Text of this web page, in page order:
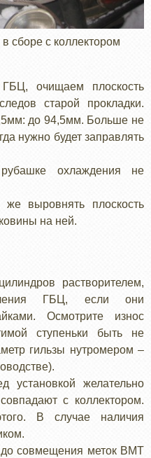
сборе с коллектором
очищаем плоскость
старой прокладки.
до 94,5мм. Больше не
нужно будет заправлять
охлаждения не
же выровнять плоскость
на ней.
растворителем,
ГБЦ, если они
Осмотрите износ
ступеньки быть не
гильзы нутромером –
установкой желательно
с коллектором.
В случае наличия
совмещения меток ВМТ